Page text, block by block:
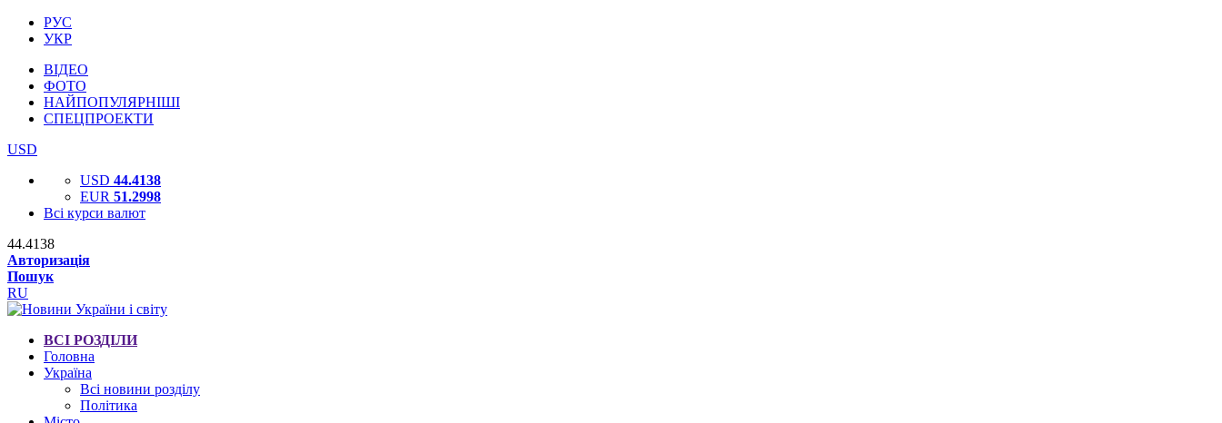
РУС
УКР
ВІДЕО
ФОТО
НАЙПОПУЛЯРНІШІ
СПЕЦПРОЕКТИ
USD
USD 44.4138
EUR 51.2998
Всі курси валют
44.4138
Авторизація
Пошук
RU
ВСІ РОЗДІЛИ
Головна
Україна
Всі новини розділу
Політика